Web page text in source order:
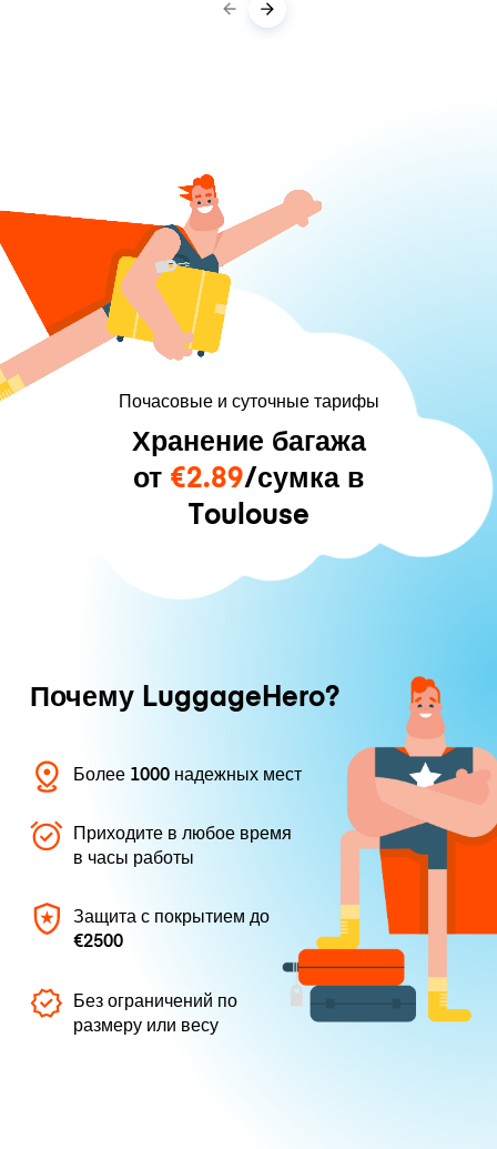
Почасовые и суточные тарифы
Хранение багажа
от €2.89/сумка в
Toulouse
Почему LuggageHero?
Более 1000 надежных мест
Приходите в любое время
в часы работы
Защита с покрытием до
€2500
Без ограничений по
размеру или весу